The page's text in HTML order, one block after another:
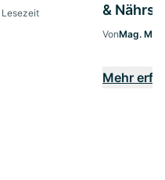
&
VonMag.
Mehr